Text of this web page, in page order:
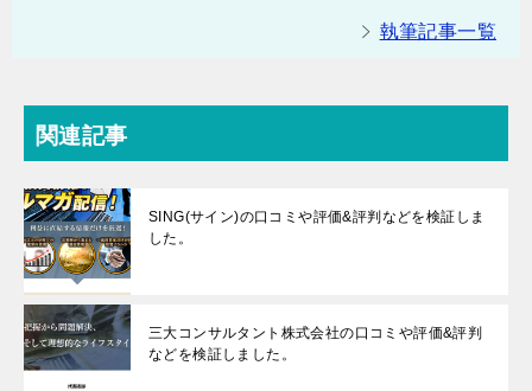
執筆記事一覧
関連記事
SING(サイン)の口コミや評価&評判などを検証しま
した。
三大コンサルタント株式会社の口コミや評価&評判
などを検証しました。